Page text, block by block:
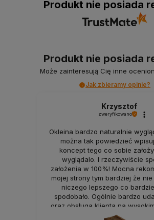
Produkt nie posiada
Produkt nie posiada
Może zainteresują Cię inne
Jak zbieramy opinie?
Krzysztof
zweryfikowano
Okleina bardzo naturalnie
można tak powiedzieć
koncept tego co sobie
wyglądalo. I rzeczywiście
założenia w 100%! Mocna
mojej strony tym bardziej że nie
niczego lepszego co
spodobało. Ogólnie bardzo
oraz obsługa klienta na
Gorąco polecam!